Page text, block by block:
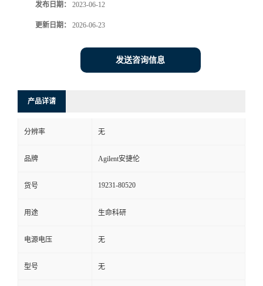
发布日期： 2023-06-12
更新日期： 2026-06-23
发送咨询信息
产品详请
分辨率 无
品牌 Agilent安捷伦
货号 19231-80520
用途 生命科研
电源电压 无
型号 无